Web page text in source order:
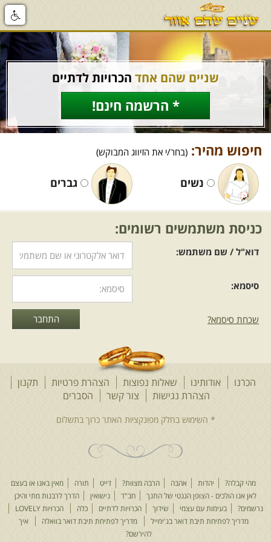
שניים שהם אחד הכרויות לדתיים
* הרשמה חינם!
חיפוש מהיר: (בחר/י את הזיווג המבוקש)
נשים גברים
כניסת משתמשים רשומים:
דוא"ל / שם משתמש:
סיסמא:
שכחת סיסמא?
הכרנו אודותינו שאלות נפוצות הצהרת פרטיות
תקנון
הצהרת נגישות
צור קשר הסברים
מהי קבלה? יהדות אהבה הרבה מצוות? דייט תורה
מאין באנו או בעצם
לאן אנו הולכים - הצופן הגנטי של התנך
חב"ד נישואין
הדרך לרבנות מתי והיכן
נרשמים?
בעימות עם עצמי שידוך הכרויות לדתיים כלה
הכרויות LOVELY
מדריך לפתיחת תיבת דואר בג'ימייל
מדריך לפתיחת תיבת דואר בוואלה
איך
להירשם?